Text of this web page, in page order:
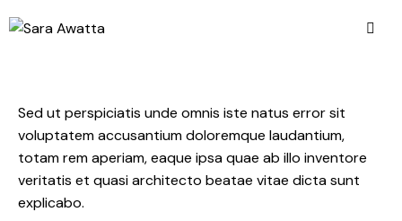
Sed ut perspiciatis unde omnis iste natus error sit
voluptatem accusantium doloremque laudantium,
totam rem aperiam, eaque ipsa quae ab illo inventore
veritatis et quasi architecto beatae vitae dicta sunt
explicabo.